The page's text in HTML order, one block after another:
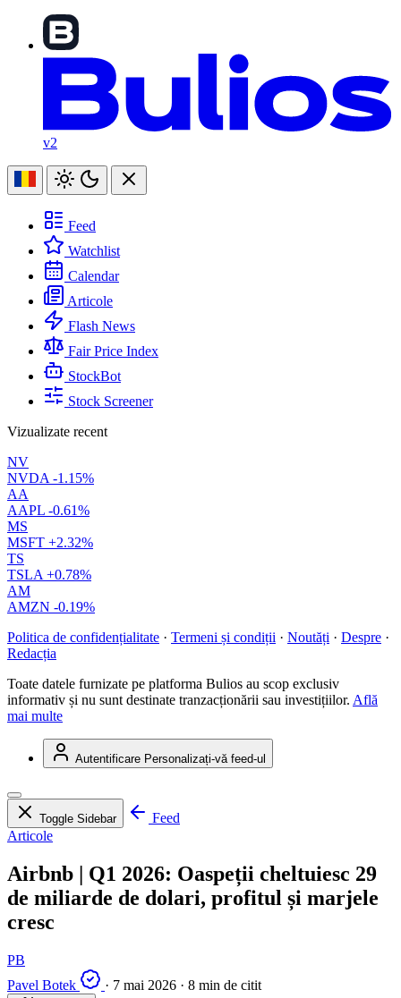
v2
Feed
Watchlist
Calendar
Articole
Flash News
Fair Price Index
StockBot
Stock Screener
Vizualizate recent
NV
NVDA -1.15%
AA
AAPL -0.61%
MS
MSFT +2.32%
TS
TSLA +0.78%
AM
AMZN -0.19%
Politica de confidențialitate · Termeni și condiții · Noutăți · Despre ·
Redacția
Toate datele furnizate pe platforma Bulios au scop exclusiv
informativ și nu sunt destinate tranzacționării sau investițiilor. Află
mai multe
Autentificare Personalizați-vă feed-ul
Toggle Sidebar
Feed
Articole
Airbnb | Q1 2026: Oaspeții cheltuiesc 29
de miliarde de dolari, profitul și marjele
cresc
PB
Pavel Botek
· 7 mai 2026 · 8 min de citit